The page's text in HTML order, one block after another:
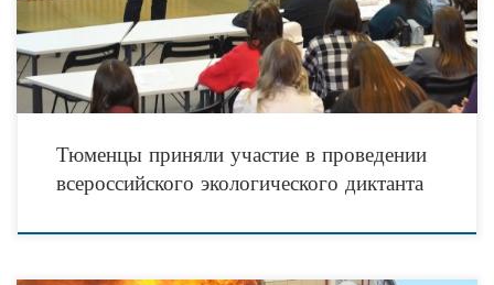
Тюменцы приняли участие в проведении
всероссийского экологического диктанта